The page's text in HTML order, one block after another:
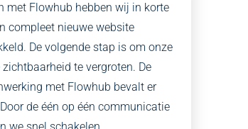
met Flowhub hebben wij in korte
compleet nieuwe website
De volgende stap is om onze
te vergroten. De
met Flowhub bevalt er
de één op één communicatie